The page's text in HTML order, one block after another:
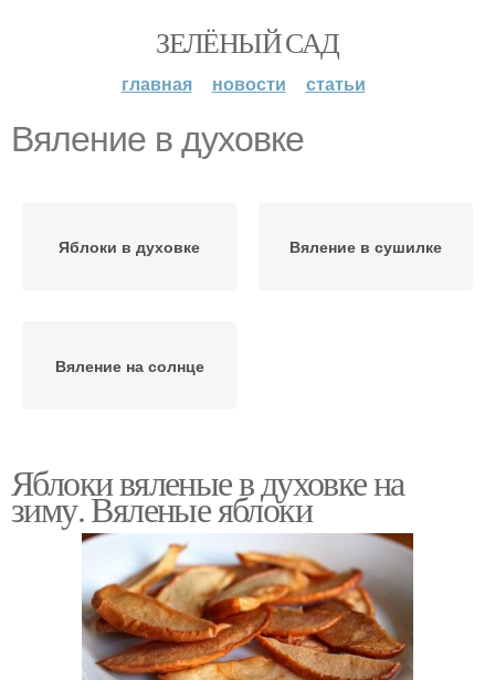
ЗЕЛЁНЫЙ САД
главная новости статьи
Вяление в духовке
Яблоки в духовке Вяление в сушилке
Вяление на солнце
Яблоки вяленые в духовке на
зиму. Вяленые яблоки